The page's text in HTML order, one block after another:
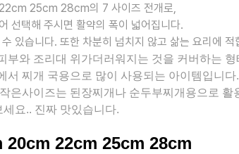
25cm 28cm의 7 사이즈 전개로,
선택해 주시면 활약의 폭이 넓어집니다.
있습니다. 또한 차분히 넘치지 않고 삶는 요리에 적
와 조리대 위가더러워지는 것을 커버하는
서 찌개 국용으로 많이 사용되는 아이템입니다.
은사이즈는 된장찌개나 순두부찌개용으로 활
요.. 진짜 맛있습니다.
20cm 22cm 25cm 28cm